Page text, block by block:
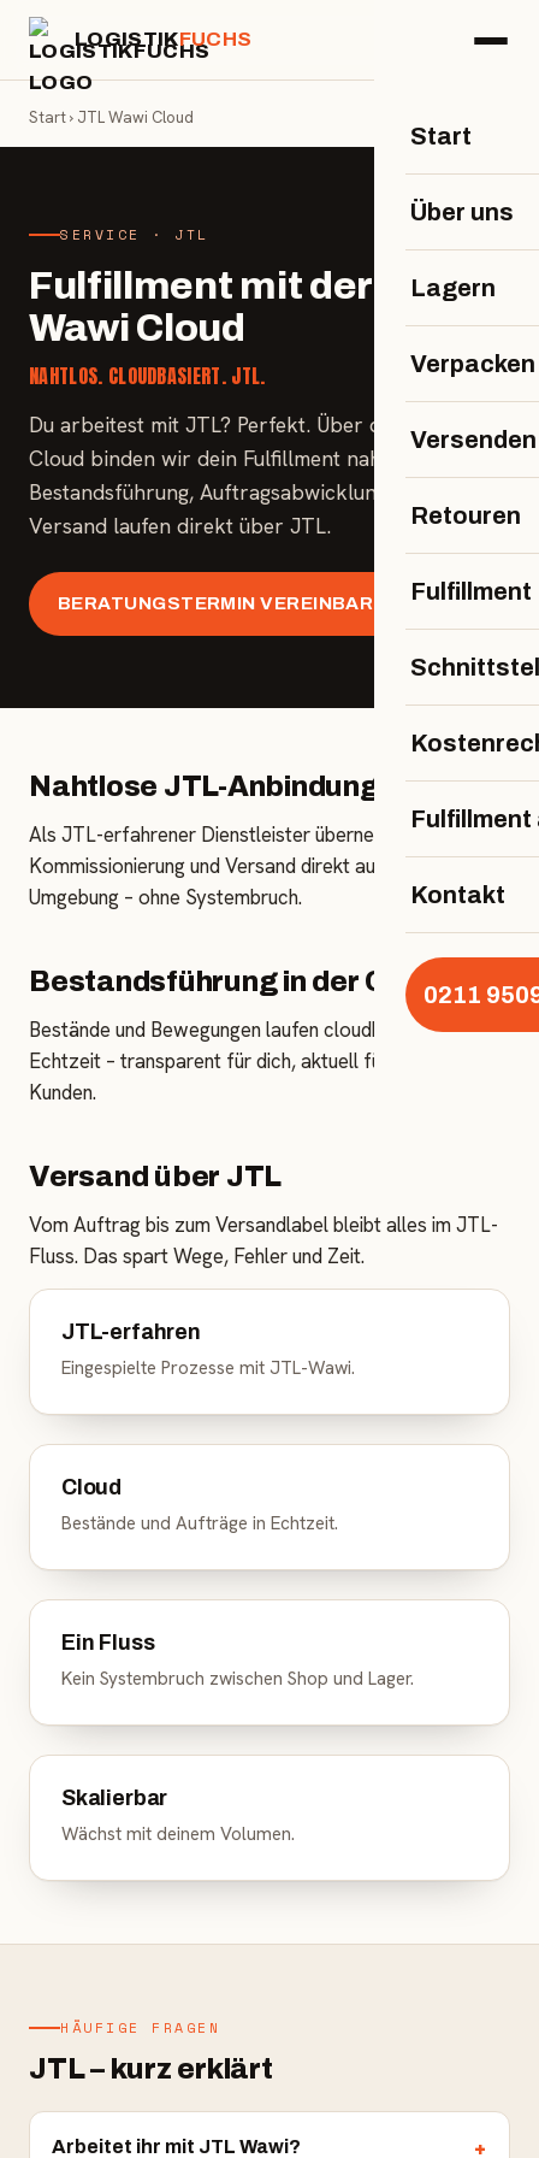
Start
Über uns
Lagern
Verpacken
Versenden
Retouren
Kontakt
0211
LOGISTIKFUCHS
Start› JTL Wawi Cloud
SERVICE · JTL
Fulfillment mit der JTL
Wawi Cloud
NAHTLOS. CLOUDBASIERT. JTL.
Du arbeitest mit JTL? Perfekt. Über die JTL Wawi
Cloud binden wir dein Fulfillment nahtlos an –
Bestandsführung, Auftragsabwicklung und
Versand laufen direkt über JTL.
BERATUNGSTERMIN VEREINBAREN
Nahtlose JTL-Anbindung
Als JTL-erfahrener Dienstleister übernehmen wir Lager,
Kommissionierung und Versand direkt aus deiner JTL-
Umgebung – ohne Systembruch.
Bestandsführung in der Cloud
Bestände und Bewegungen laufen cloudbasiert und in
Echtzeit – transparent für dich, aktuell für deine
Kunden.
Versand über JTL
Vom Auftrag bis zum Versandlabel bleibt alles im JTL-
Fluss. Das spart Wege, Fehler und Zeit.
JTL-erfahren
Eingespielte Prozesse mit JTL-Wawi.
Cloud
Bestände und Aufträge in Echtzeit.
Ein Fluss
Kein Systembruch zwischen Shop und Lager.
Skalierbar
Wächst mit deinem Volumen.
HÄUFIGE FRAGEN
JTL – kurz erklärt
Arbeitet ihr mit JTL Wawi?